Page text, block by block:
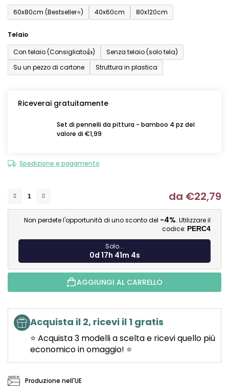
60x80cm (Bestseller⭐)
40x60cm 80x120cm
Telaio
Con telaio (Consigliato👍)
Senza telaio (solo tela)
Su un pezzo di cartone
Struttura in plastica
Riceverai gratuitamente
Set di pennelli da pittura - bamboo 4 pz del
valore di €1,99
Spedizione e pagamento
da €22,79
Non perdete l'opportunità di uno sconto del -4%. Utilizzare il
codice: PERC4
Solo...
0d 17h 41m 4s
AGGIUNGI AL CARRELLO
Acquista il 2, ricevi il 1 gratis
⭐ Acquista 3 modelli a scelta e ricevi quello più
economico in omaggio! ⭐
Produzione nell'UE